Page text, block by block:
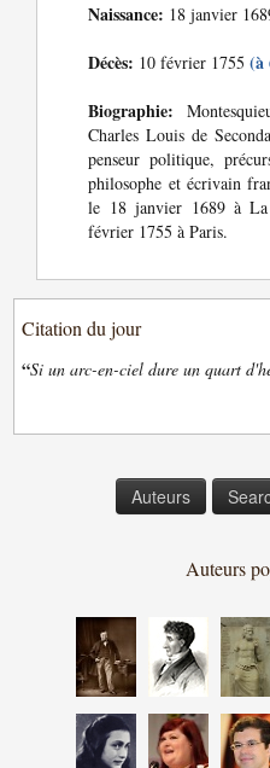
Naissance: 18 janvier
Décès: 10 février 1755(à
Biographie:
Charles Louis de
penseur politique,
philosophe et écrivain
le 18 janvier 1689 à
février 1755 à Paris.
Citation du jour
“Si un arc-en-ciel dure un quart
Auteurs
Auteurs